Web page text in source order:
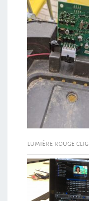
lumière rouge